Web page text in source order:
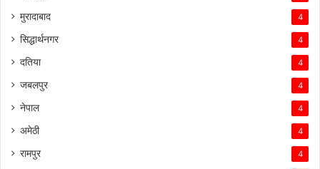
मुरादाबाद 4
सिद्धार्थनगर 4
दतिया 4
जबलपुर 4
नेपाल 4
अमेठी 4
रामपुर 4